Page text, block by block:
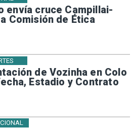
envía cruce Campillai-
Comisión de Ética
de Vozinha en Colo
Estadio y Contrato